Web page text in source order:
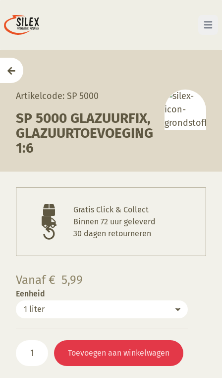
Open
Artikelcode: SP 5000
SP 5000 GLAZUURFIX,
GLAZUURTOEVOEGING
1:6
Gratis Click & Collect
Binnen 72 uur geleverd
30 dagen retourneren
Vanaf € 5,99
Eenheid
5000
Toevoegen aan winkelwagen